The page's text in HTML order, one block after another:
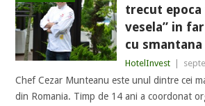
trecut epoca
vesela” in
cu smantana
HotelInvest
Chef Cezar Munteanu este unul dintre cei
din Romania. Timp de 14 ani a coordonat